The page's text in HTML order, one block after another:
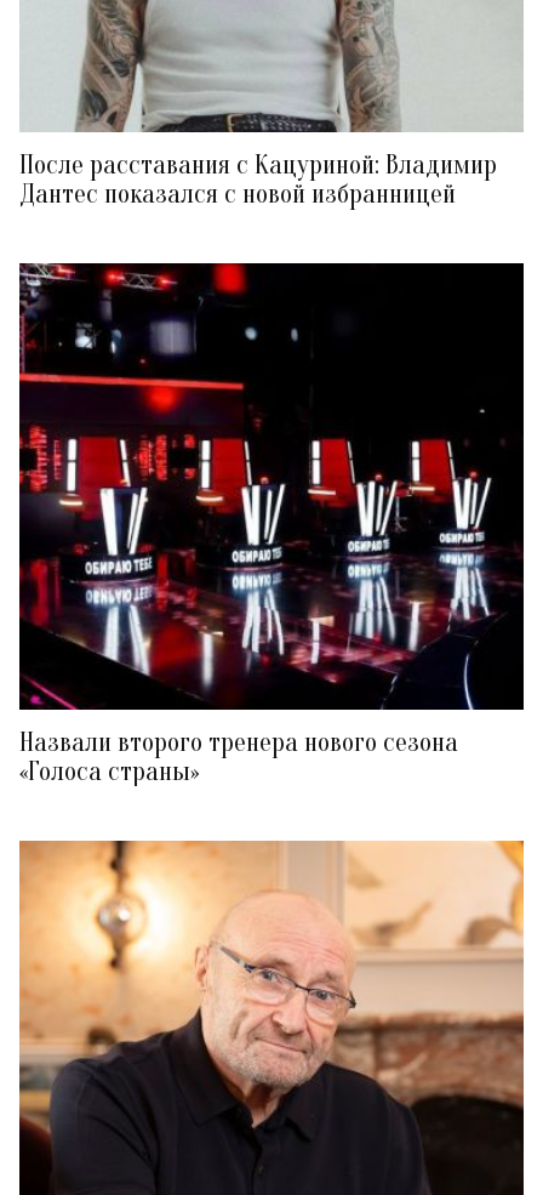
После расставания с Кацуриной: Владимир
Дантес показался с новой избранницей
Назвали второго тренера нового сезона
«Голоса страны»